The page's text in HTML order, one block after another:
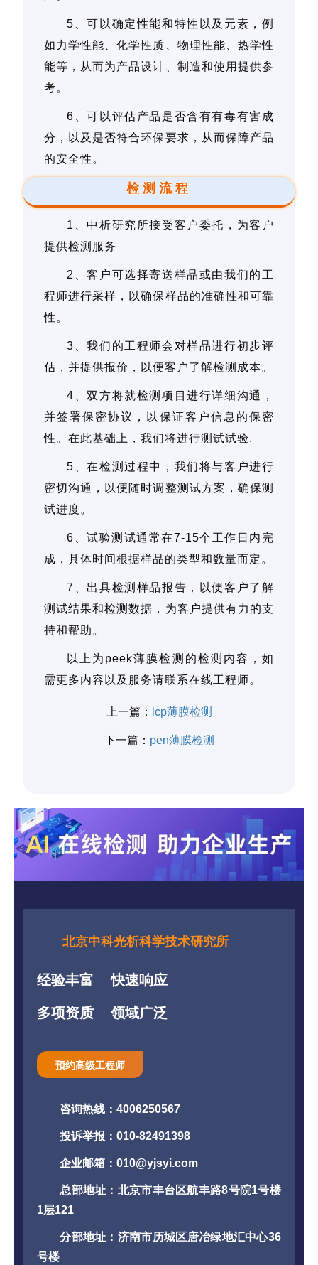
5、可以确定性能和特性以及元素，例
如力学性能、化学性质、物理性能、热学性
能等，从而为产品设计、制造和使用提供参
考。
6、可以评估产品是否含有有毒有害成
分，以及是否符合环保要求，从而保障产品
的安全性。
检测流程
1、中析研究所接受客户委托，为客户
提供检测服务
2、客户可选择寄送样品或由我们的工
程师进行采样，以确保样品的准确性和可靠
性。
3、我们的工程师会对样品进行初步评
估，并提供报价，以便客户了解检测成本。
4、双方将就检测项目进行详细沟通，
并签署保密协议，以保证客户信息的保密
性。在此基础上，我们将进行测试试验.
5、在检测过程中，我们将与客户进行
密切沟通，以便随时调整测试方案，确保测
试进度。
6、试验测试通常在7-15个工作日内完
成，具体时间根据样品的类型和数量而定。
7、出具检测样品报告，以便客户了解
测试结果和检测数据，为客户提供有力的支
持和帮助。
以上为peek薄膜检测的检测内容，如
需更多内容以及服务请联系在线工程师。
上一篇： lcp薄膜检测
下一篇： pen薄膜检测
北京中科光析科学技术研究所
经验丰富 快速响应
多项资质 领域广泛
预约高级工程师
咨询热线：4006250567
投诉举报：010-82491398
企业邮箱：010@yjsyi.com
总部地址：北京市丰台区航丰路8号院1号楼
1层121
分部地址：济南市历城区唐冶绿地汇中心36
号楼